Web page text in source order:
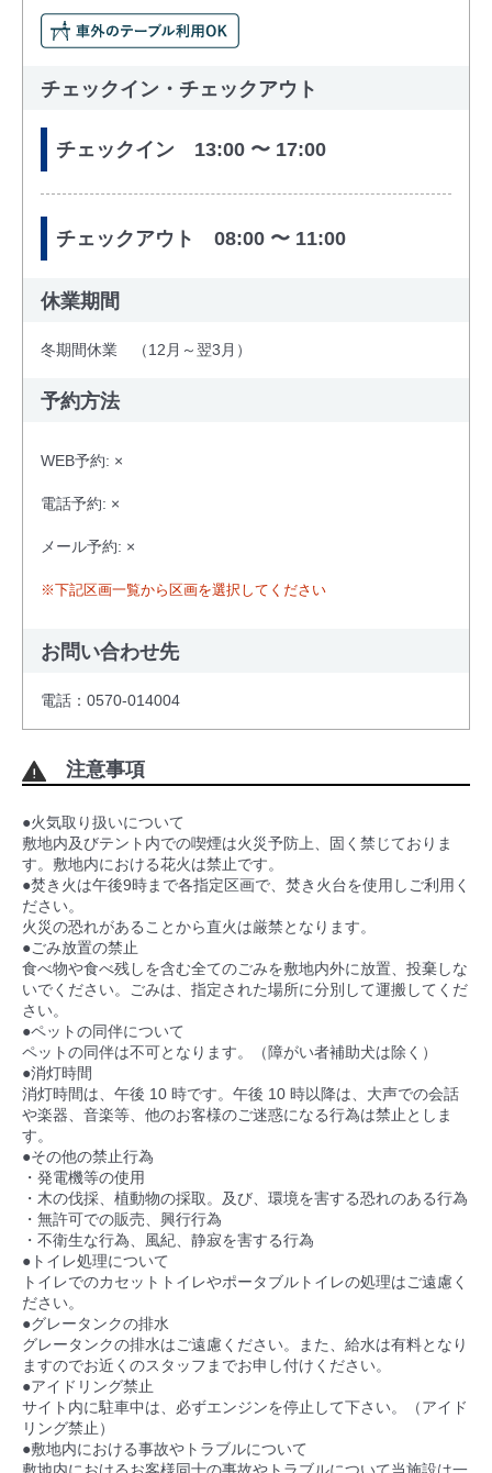
チェックイン・チェックアウト
チェックイン 13:00 〜 17:00
チェックアウト 08:00 〜 11:00
休業期間
冬期間休業 （12月～翌3月）
予約方法
WEB予約: ×
電話予約: ×
メール予約: ×
※下記区画一覧から区画を選択してください
お問い合わせ先
電話：0570-014004
注意事項
●火気取り扱いについて
敷地内及びテント内での喫煙は火災予防上、固く禁じておりま
す。敷地内における花火は禁止です。
●焚き火は午後9時まで各指定区画で、焚き火台を使用しご利用く
ださい。
火災の恐れがあることから直火は厳禁となります。
●ごみ放置の禁止
食べ物や食べ残しを含む全てのごみを敷地内外に放置、投棄しな
いでください。ごみは、指定された場所に分別して運搬してくだ
さい。
●ペットの同伴について
ペットの同伴は不可となります。（障がい者補助犬は除く）
●消灯時間
消灯時間は、午後 10 時です。午後 10 時以降は、大声での会話
や楽器、音楽等、他のお客様のご迷惑になる行為は禁止としま
す。
●その他の禁止行為
・発電機等の使用
・木の伐採、植動物の採取。及び、環境を害する恐れのある行為
・無許可での販売、興行行為
・不衛生な行為、風紀、静寂を害する行為
●トイレ処理について
トイレでのカセットトイレやポータブルトイレの処理はご遠慮く
ださい。
●グレータンクの排水
グレータンクの排水はご遠慮ください。また、給水は有料となり
ますのでお近くのスタッフまでお申し付けください。
●アイドリング禁止
サイト内に駐車中は、必ずエンジンを停止して下さい。（アイド
リング禁止）
●敷地内における事故やトラブルについて
敷地内におけるお客様同士の事故やトラブルについて当施設は一